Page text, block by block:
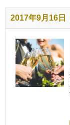
2017年9月16日